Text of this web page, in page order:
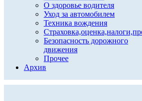
О здоровье водителя
Уход за автомобилем
Техника вождения
Безопасность дорожного
движения
Прочее
Архив